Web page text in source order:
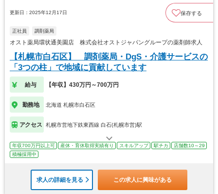
更新日：2025年12月17日 保存する
正社員 調剤薬局
オスト薬局環状通美園店 株式会社オストジャパングループの薬剤師求人
【札幌市白石区】 調剤薬局・DgS・介護サービスの
「3つの柱」で地域に貢献しています
給与 【年収】430万円～700万円
勤務地 北海道 札幌市白石区
アクセス 札幌市営地下鉄東西線 白石(札幌市営)駅
年収700万円以上可 産休・育休取得実績有り スキルアップ 駅チカ
店舗数10～29
積極採用中
求人の詳細を見る この求人に興味がある